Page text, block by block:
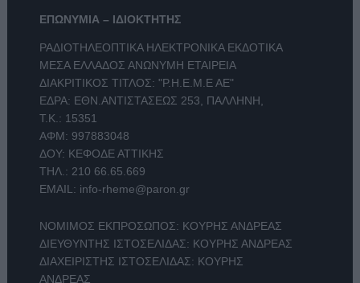
ΕΠΩΝΥΜΙΑ – ΙΔΙΟΚΤΗΤΗΣ
ΡΑΔΙΟΤΗΛΕΟΠΤΙΚΑ ΗΛΕΚΤΡΟΝΙΚΑ ΕΚΔΟΤΙΚΑ
ΜΕΣΑ ΕΛΛΑΔΟΣ ΑΝΩΝΥΜΗ ΕΤΑΙΡΕΙΑ
ΔΙΑΚΡΙΤΙΚΟΣ ΤΙΤΛΟΣ: "Ρ.Η.Ε.Μ.Ε ΑΕ"
ΕΔΡΑ: ΕΘΝ.ΑΝΤΙΣΤΑΣΕΩΣ 253, ΠΑΛΛΗΝΗ,
Τ.Κ.: 15351
ΑΦΜ: 997883048
ΔΟΥ: ΚΕΦΟΔΕ ΑΤΤΙΚΗΣ
ΤΗΛ.: 210 66.65.669
EMAIL: info-rheme@paron.gr
ΝΟΜΙΜΟΣ ΕΚΠΡΟΣΩΠΟΣ: ΚΟΥΡΗΣ ΑΝΔΡΕΑΣ
ΔΙΕΥΘΥΝΤΗΣ ΙΣΤΟΣΕΛΙΔΑΣ: ΚΟΥΡΗΣ ΑΝΔΡΕΑΣ
ΔΙΑΧΕΙΡΙΣΤΗΣ ΙΣΤΟΣΕΛΙΔΑΣ: ΚΟΥΡΗΣ
ΑΝΔΡΕΑΣ